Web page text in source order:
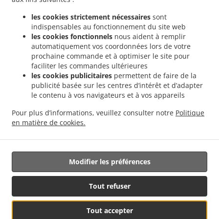
les cookies strictement nécessaires sont
indispensables au fonctionnement du site web
les cookies fonctionnels nous aident à remplir
automatiquement vos coordonnées lors de votre
prochaine commande et à optimiser le site pour
faciliter les commandes ultérieures
les cookies publicitaires permettent de faire de la
publicité basée sur les centres d’intérêt et d’adapter
le contenu à vos navigateurs et à vos appareils
Pour plus d’informations, veuillez consulter notre Politique
en matière de cookies.
Tout accepter
Tout refuser
Modifier les préférences
Sushi Service de livraison Valencia Soternes . Sushi Service de livraison Valencia
Quatre Carreres . Sushi Service de livraison Valencia Ensanche . Sushi Service de
livraison Valencia El Llano del Real
.
Sushi Service de livraison Valencia Camins al
Sushi Service de livraison Valencia Extramurs . Sushi Service de livraison
Valencia Jesús . Sushi Service de livraison Valencia Algirós
Valencia Poblados Marítimos . Sushi Service de livraison Valencia L'Olivereta .
Service de livraison Valencia La Zaidía . Sushi Service de livraison Valencia Rascaña
Arts i les Ciències . Sushi Service de livraison Alboraya . Sushi Service de livraison
Alboraia . Sushi Service de livraison Chirivella
Livraison de nourriture à emporter
Géré par:
Octograficus |<a href=”www.octograficus.com”>octograficus.com/a>